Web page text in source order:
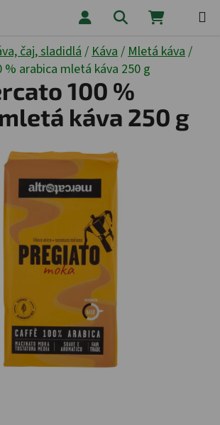
Hľadať
čaj, sladidlá / Káva / Mletá káva /
arabica mletá káva 250 g
100 %
káva 250 g